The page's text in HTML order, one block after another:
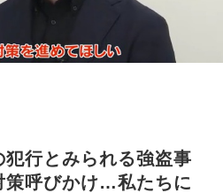
犯行とみられる強盗事
呼びかけ…私たちに